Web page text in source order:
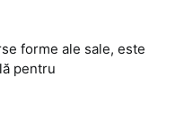
forme ale sale, este
pentru